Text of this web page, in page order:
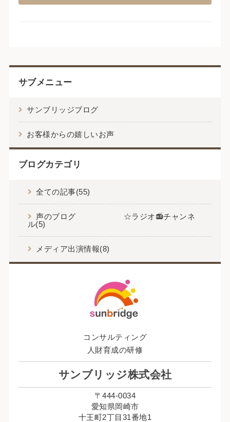
サブメニュー
サンブリッジブログ
お客様からの嬉しいお声
ブログカテゴリ
全ての記事(55)
声のブログ ☆ラジオ📻チャンネ
ル(5)
メディア出演情報(8)
コンサルティング
人財育成の研修
サンブリッジ株式会社
〒444-0034
愛知県岡崎市
十王町2丁目31番地1